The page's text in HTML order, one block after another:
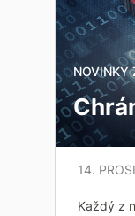
NOVINKY
14.
Každý z